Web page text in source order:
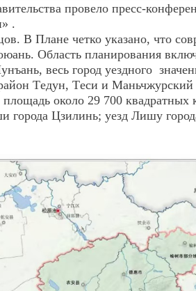
провело пресс-
.
В Плане четко указано, что
Область планирования
весь город уездного
Тедун, Теси и Маньчжурский
около 29 700
города Цзилинь; уезд Лишу